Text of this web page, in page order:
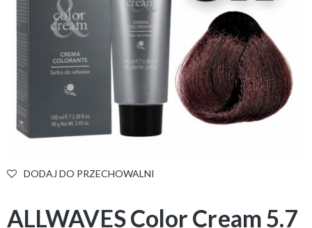
DODAJ DO PRZECHOWALNI
ALLWAVES Color Cream 5.7